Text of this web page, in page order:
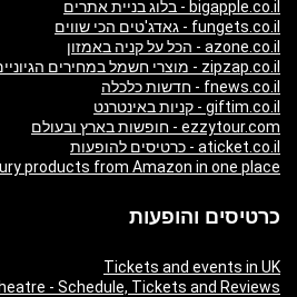
bigapple.co.il - בלוג בניית אתרים
fungets.co.il - גאדג'טים הכי שווים
azone.co.il - הכל על קניה באמזון
zipzap.co.il - מוצרי חשמל במחירים הגיוניים
fnews.co.il - חדשות כלכלה
giftim.co.il - קניות באינטרנט
ezzytour.com - חופשות בארץ ובעולם
aticket.co.il - כרטיסים להופעות
products from Amazon in one place
כרטיסים והופעות
Tickets and events in UK
- Schedule, Tickets and Reviews